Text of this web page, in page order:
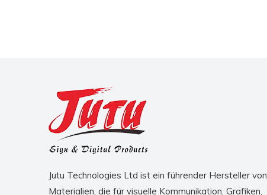
Jutu Technologies Ltd ist ein führender Hersteller von
Materialien, die für visuelle Kommunikation, Grafiken,